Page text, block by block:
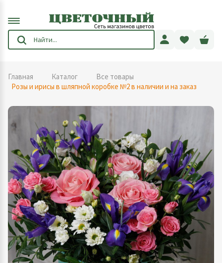
Главная Каталог
Все товары
Розы и ирисы в шляпной коробке №2 в наличии и на заказ